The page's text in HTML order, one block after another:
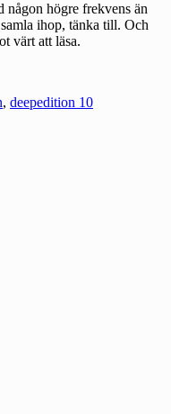
någon högre frekvens än
ihop, tänka till. Och
värt att läsa.
, deepedition 10